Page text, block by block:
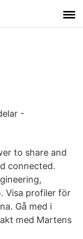
-
to share and
connected.
Visa profiler för
Gå med i
med Martens